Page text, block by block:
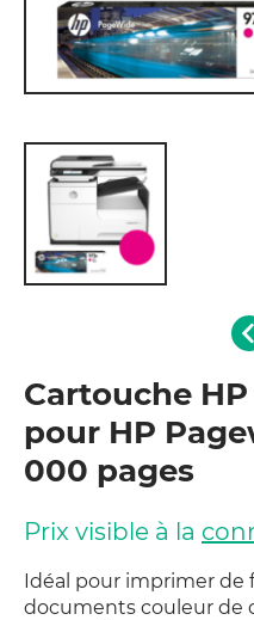
Cartouche
pour HP
000 pages
Prix visible à la
Idéal pour imprimer de
documents couleur de